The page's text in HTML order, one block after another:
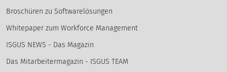
Broschüren zu Softwarelösungen
Whitepaper zum Workforce Management
ISGUS NEWS - Das Magazin
Das Mitarbeitermagazin - ISGUS TEAM